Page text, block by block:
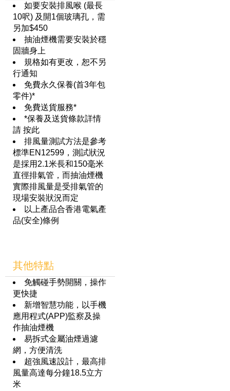
如要安裝排風喉 (最長
10呎) 及開1個玻璃孔，需
另加$450
抽油煙機需要安裝於穩
固牆身上
規格如有更改，恕不另
行通知
免費永久保養(首3年包
零件)*
免費送貨服務*
*保養及送貨條款詳情
請 按此
排風量測試方法是參考
標準EN12599，測試狀況
是採用2.1米長和150毫米
直徑排氣管，而抽油煙機
實際排風量是受排氣管的
現場安裝狀況而定
以上產品合香港電氣產
品(安全)條例
其他特點
免觸碰手勢開關，操作
更快捷
新增智慧功能，以手機
應用程式(APP)監察及操
作抽油煙機
易拆式金屬油煙過濾
網，方便清洗
超強風速設計，最高排
風量高達每分鐘18.5立方
米